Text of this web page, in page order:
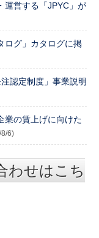
運営する「JPYC」が
ログ」カタログに掲
認定制度」事業説明
業の賃上げに向けた
6)
わせはこち